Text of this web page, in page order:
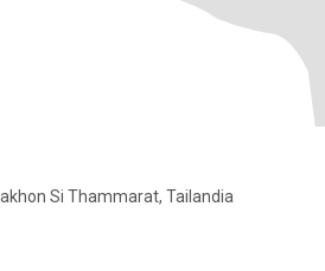
Si Thammarat, Tailandia